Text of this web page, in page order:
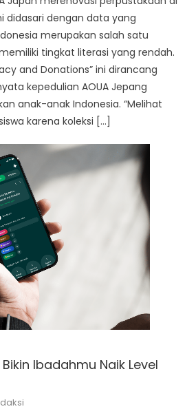
didasari dengan data yang
merupakan salah satu
tingkat literasi yang rendah.
and Donations” ini dirancang
kepedulian AOUA Jepang
anak-anak Indonesia. “Melihat
karena koleksi […]
Ibadahmu Naik Level